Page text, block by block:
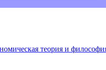
теория и